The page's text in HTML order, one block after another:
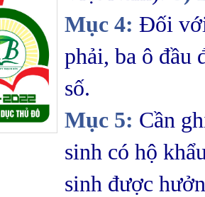
Mục 4: Đối
phải, ba ô đầu
số.
Mục 5: Cần
sinh có hộ
sinh được